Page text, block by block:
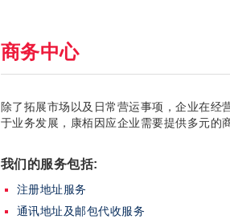
商务中心
除了拓展市场以及日常营运事项，企业在经
于业务发展，康栢因应企业需要提供多元的
我们的服务包括:
注册地址服务
通讯地址及邮包代收服务